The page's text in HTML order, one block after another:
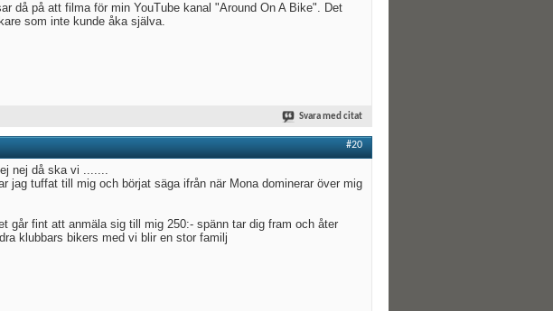
då på att filma för min YouTube kanal "Around On A Bike". Det
som inte kunde åka själva.
Svara med citat
#20
nej då ska vi .......
jag tuffat till mig och börjat säga ifrån när Mona dominerar över mig
går fint att anmäla sig till mig 250:- spänn tar dig fram och åter
klubbars bikers med vi blir en stor familj